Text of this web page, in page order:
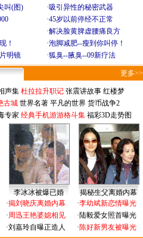
叫(图) ·吸引异性的秘密武器
·45岁以前停经不正常
·解决脸黄脾虚腰痛良方
！ ·泡脚减肥--瘦到你叫停！
明镜 ·狐臭--腋臭--09新疗法
更多>>
声集 杜拉拉升职记 张震讲故事 红楼梦
古城 世界名著 平凡的世界 货币战争2
专家 经典手机游游格斗集 福彩3D走势图
李冰冰被爆已婚
揭秘生父离婚内幕
·揭刘晓庆离婚内幕
·周迅王艳婆媳相见
·刘嘉玲自曝正造人
·李幼斌新恋情曝光
·陆毅爱女照首曝光
·陈好新男友被曝光